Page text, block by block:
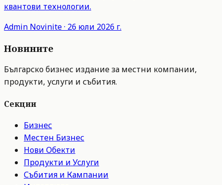
квантови технологии.
Admin Novinite· 26 юли 2026 г.
Новините
Българско бизнес издание за местни компании,
продукти, услуги и събития.
Секции
Бизнес
Местен Бизнес
Нови Обекти
Продукти и Услуги
Събития и Кампании